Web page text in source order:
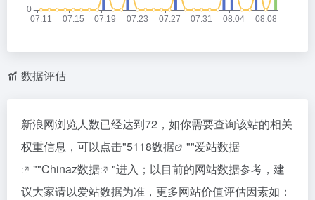
数据评估
新浪网浏览人数已经达到72，如你需要查询该站的相关
权重信息，可以点击"5118数据 ""爱站数据
""Chinaz数据
"进入；以目前的网站数据参考，建
议大家请以爱站数据为准，更多网站价值评估因素如：